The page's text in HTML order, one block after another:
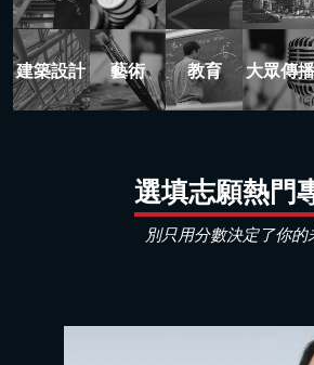
建築設計 藝術 教育 大眾傳
選填志願熱門
別只用分數決定了你的